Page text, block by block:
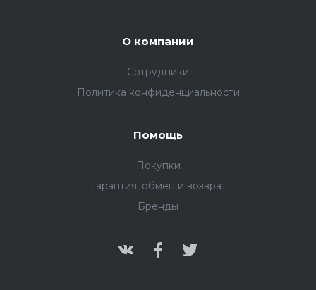
О компании
Сотрудники
Политика конфиденциальности
Помощь
Покупки
Гарантия, обмен и возврат
Бренды